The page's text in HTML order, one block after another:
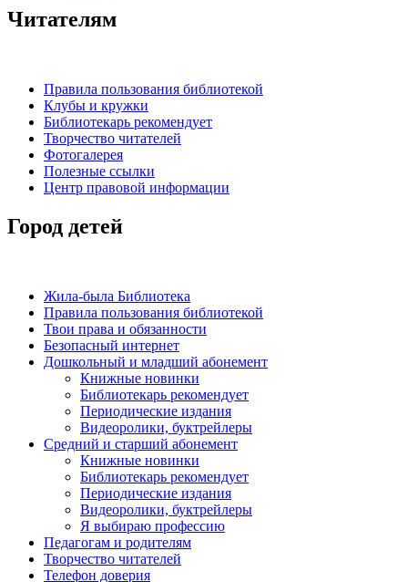
Читателям
Правила пользования библиотекой
Клубы и кружки
Библиотекарь рекомендует
Творчество читателей
Фотогалерея
Полезные ссылки
Центр правовой информации
Город детей
Жила-была Библиотека
Правила пользования библиотекой
Твои права и обязанности
Безопасный интернет
Дошкольный и младший абонемент
Книжные новинки
Библиотекарь рекомендует
Периодические издания
Видеоролики, буктрейлеры
Средний и старший абонемент
Книжные новинки
Библиотекарь рекомендует
Периодические издания
Видеоролики, буктрейлеры
Я выбираю профессию
Педагогам и родителям
Творчество читателей
Телефон доверия